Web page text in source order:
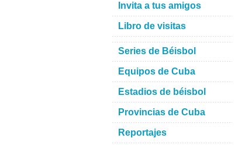
Invita a tus amigos
Libro de visitas
Series de Béisbol
Equipos de Cuba
Estadios de béisbol
Provincias de Cuba
Reportajes